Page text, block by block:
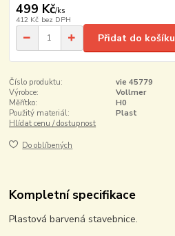
499 Kč/ks
412 Kč bez DPH
Přidat do košíku
Číslo produktu:
vie 45779
Výrobce:
Vollmer
Měřítko:
H0
Použitý materiál:
Plast
Hlídat cenu / dostupnost
Do oblíbených
Kompletní specifikace
Plastová barvená stavebnice.